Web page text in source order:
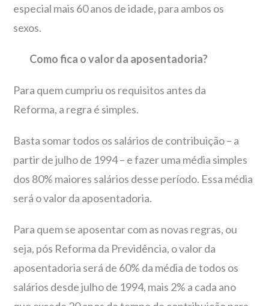
especial mais 60 anos de idade, para ambos os
sexos.
Como fica o valor da aposentadoria?
Para quem cumpriu os requisitos antes da
Reforma, a regra é simples.
Basta somar todos os salários de contribuição – a
partir de julho de 1994 – e fazer uma média simples
dos 80% maiores salários desse período. Essa média
será o valor da aposentadoria.
Para quem se aposentar com as novas regras, ou
seja, pós Reforma da Previdência, o valor da
aposentadoria será de 60% da média de todos os
salários desde julho de 1994, mais 2% a cada ano